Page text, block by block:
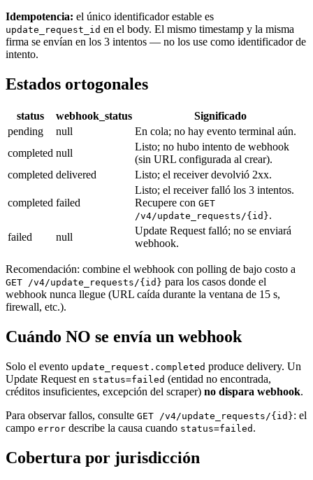
Idempotencia: el único identificador estable es
update_request_id en el body. El mismo timestamp y la misma
firma se envían en los 3 intentos — no los use como identificador de
intento.
Estados ortogonales
status webhook_status
Significado
pending
null
En cola; no hay evento terminal aún.
completed null
Listo; no hubo intento de webhook
(sin URL configurada al crear).
completed delivered Listo; el receiver devolvió 2xx.
completed failed
Listo; el receiver falló los 3 intentos.
Recupere con GET
/v4/update_requests/{id}.
failed
null
Update Request falló; no se enviará
webhook.
Recomendación: combine el webhook con polling de bajo costo a
GET /v4/update_requests/{id} para los casos donde el
webhook nunca llegue (URL caída durante la ventana de 15 s,
firewall, etc.).
Cuándo NO se envía un webhook
Solo el evento update_request.completed produce delivery. Un
Update Request en status=failed (entidad no encontrada,
créditos insuficientes, excepción del scraper) no dispara webhook.
Para observar fallos, consulte GET /v4/update_requests/{id}: el
campo error describe la causa cuando status=failed .
Cobertura por jurisdicción